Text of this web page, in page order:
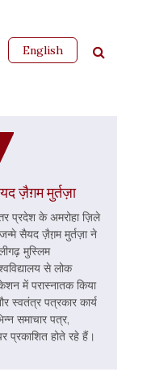
English
ज़ैग़म मुर्तज़ा
प्रदेश के अमरोहा ज़िले
सैयद ज़ैग़़म मुर्तज़ा ने
मुस्लिम
से लोक
में परास्नातक किया
स्वतंत्र पत्रकार कार्य
समाचार पत्र,
प्रकाशित होते रहे हैं।